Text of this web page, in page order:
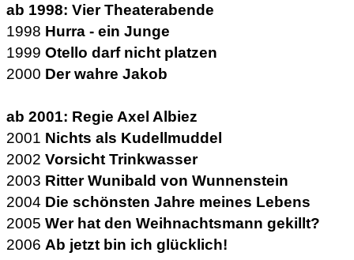
ab 1998: Vier Theaterabende
1998 Hurra - ein Junge
1999 Otello darf nicht platzen
2000 Der wahre Jakob
ab 2001: Regie Axel Albiez
2001 Nichts als Kudellmuddel
2002 Vorsicht Trinkwasser
2003 Ritter Wunibald von Wunnenstein
2004 Die schönsten Jahre meines Lebens
2005 Wer hat den Weihnachtsmann gekillt?
2006 Ab jetzt bin ich glücklich!